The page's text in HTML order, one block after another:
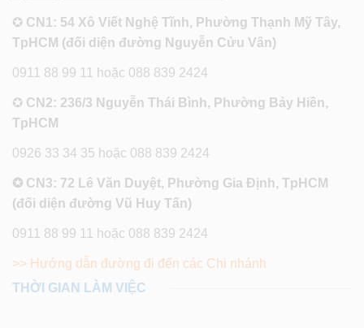
✪ CN1: 54 Xô Viết Nghệ Tĩnh, Phường Thạnh Mỹ Tây,
TpHCM (đối diện đường Nguyễn Cửu Vân)
0911 88 99 11 hoặc 088 839 2424
✪ CN2: 236/3 Nguyễn Thái Bình, Phường Bảy Hiền,
TpHCM
0926 33 34 35 hoặc 088 839 2424
✪ CN3: 72 Lê Văn Duyệt, Phường Gia Định, TpHCM
(đối diện đường Vũ Huy Tấn)
0911 88 99 11 hoặc 088 839 2424
>> Hướng dẫn đường đi đến các Chi nhánh
THỜI GIAN LÀM VIỆC